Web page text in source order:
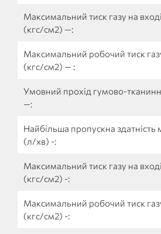
Максимальний тиск газу на
(кгс/см2) ―:
Максимальний робочий тиск
(кгс/см2) ― :
Умовний прохід гумово-
―:
Найбільша пропускна здатність
(л/хв) -:
Максимальний тиск газу на
(кгс/см2) -:
Максимальний робочий тиск
(кгс/см2) -: